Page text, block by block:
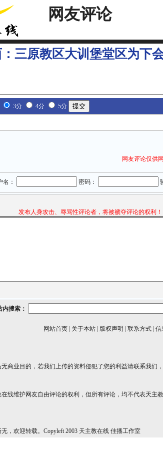
网友评论
：三原教区大训堡堂区为下
3分 4分 5分
网友评论仅供
名： 密码：
发布人身攻击、辱骂性评论者，将被褫夺评论的权利！
内搜索：
网站首页 关于本站 版权声明 联系方式 信
商业目的，若我们上传的资料侵犯了您的利益请联系我们，
在线维护网友自由评论的权利，但所有评论，均不代表天主
无，欢迎转载。Copyleft 2003 天主教在线 佳播工作室